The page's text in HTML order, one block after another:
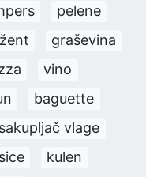
pelene
graševina
vino
baguette
sakupljač vlage
kulen